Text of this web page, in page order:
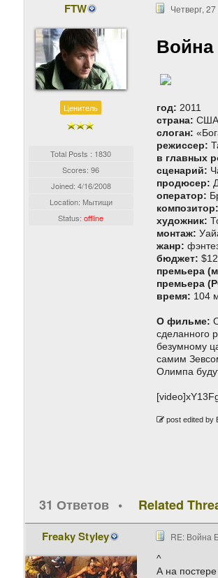
FTW
Ценитель
Total Posts : 1830
Scores: 96
Joined: 4/16/2008
Location: Мытищи
Status:offline
Четверг,
Война
год: 2011
страна: США
слоган:
режиссер:
в главных
сценарий:
продюсер:
оператор:
композитор:
художник:
монтаж:
жанр:
бюджет:
премьера
премьера
время: 104
О фильме:
сделанного
безумному
самим
Олимпа
post edited by
31 Ответов Related
Freaky Styley RE: Война
^
А на